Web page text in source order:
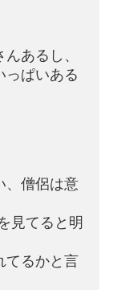
あるし、
っぱいある
、僧侶は意
見てると明
てるかと言